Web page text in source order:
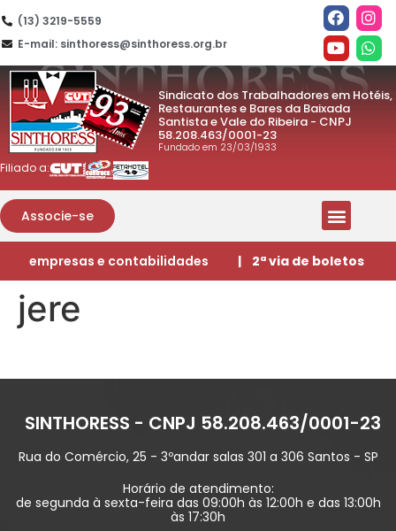
(13) 3219-5559
E-mail: sinthoress@sinthoress.org.br
Sindicato dos Trabalhadores em Hotéis,
Restaurantes e Bares da Baixada
Santista e Vale do Ribeira - CNPJ
58.208.463/0001-23
Fundado em 23/03/1933
Filiado a:
Associe-se
empresas e contabilidades | 2ª via de boletos
jere
SINTHORESS - CNPJ 58.208.463/0001-23
Rua do Comércio, 25 - 3ºandar salas 301 a 306 Santos - SP
Horário de atendimento:
de segunda à sexta-feira das 09:00h às 12:00h e das 13:00h
às 17:30h